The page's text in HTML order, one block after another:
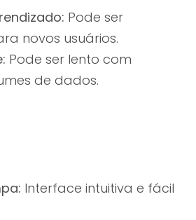
Pode ser
novos usuários.
Pode ser lento com
de dados.
Interface intuitiva e fácil